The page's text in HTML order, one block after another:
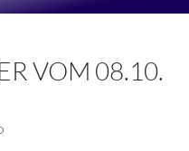
VOM 08.10.